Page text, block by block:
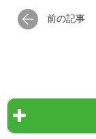
前の記事